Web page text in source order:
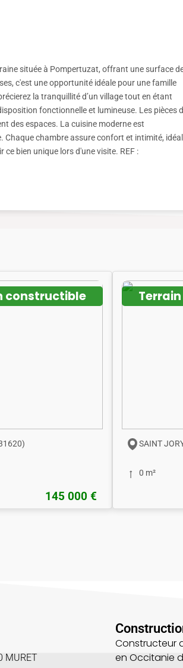
située à Pompertuzat, offrant une surface
c'est une opportunité idéale pour une famille
la tranquillité d’un village tout en étant
fonctionnelle et lumineuse. Les pièces
des espaces. La cuisine moderne est
chambre assure confort et intimité,
bien unique lors d'une visite. REF :
constructible
145 000 €
SAINT
0 m²
MURET
Constructeur
en Occitanie